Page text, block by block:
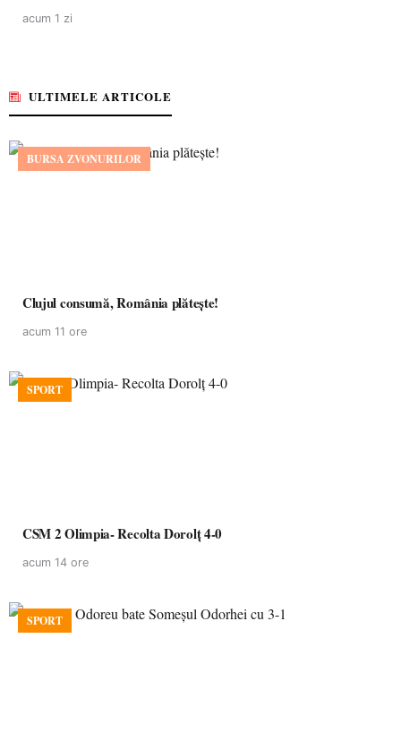
acum 1 zi
ULTIMELE ARTICOLE
BURSA ZVONURILOR
Clujul consumă, România plătește!
acum 11 ore
SPORT
CSM 2 Olimpia- Recolta Dorolț 4-0
acum 14 ore
SPORT